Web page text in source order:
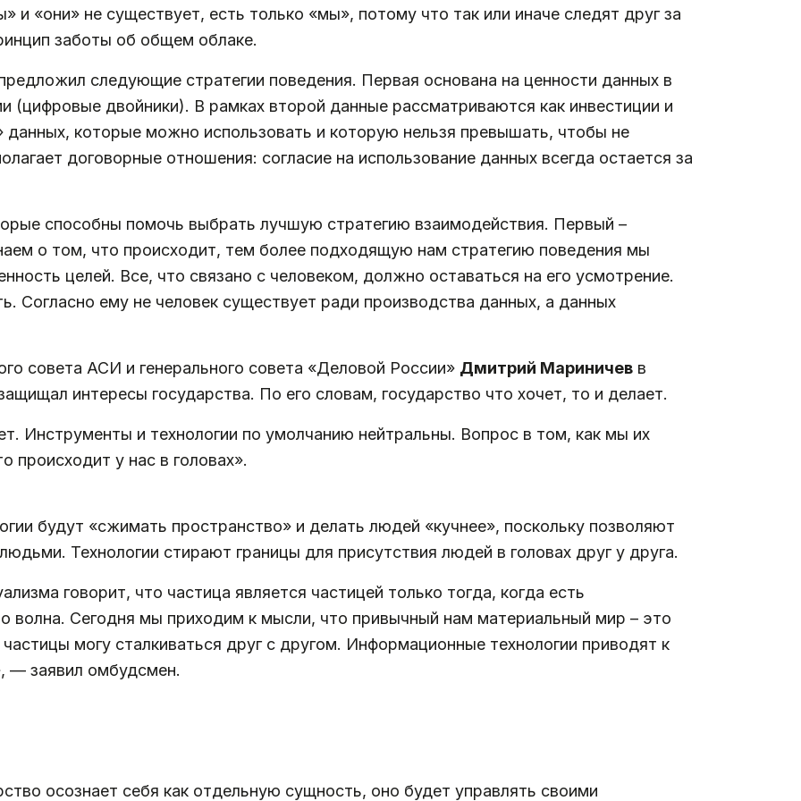
и «они» не существует, есть только «мы», потому что так или иначе следят друг за
заботы об общем облаке.
следующие стратегии поведения. Первая основана на ценности данных в
(цифровые двойники). В рамках второй данные рассматриваются как инвестиции и
данных, которые можно использовать и которую нельзя превышать, чтобы не
договорные отношения: согласие на использование данных всегда остается за
способны помочь выбрать лучшую стратегию взаимодействия. Первый –
о том, что происходит, тем более подходящую нам стратегию поведения мы
целей. Все, что связано с человеком, должно оставаться на его усмотрение.
Согласно ему не человек существует ради производства данных, а данных
совета АСИ и генерального совета «Деловой России» Дмитрий Мариничев в
интересы государства. По его словам, государство что хочет, то и делает.
Инструменты и технологии по умолчанию нейтральны. Вопрос в том, как мы их
происходит у нас в головах».
будут «сжимать пространство» и делать людей «кучнее», поскольку позволяют
Технологии стирают границы для присутствия людей в головах друг у друга.
говорит, что частица является частицей только тогда, когда есть
волна. Сегодня мы приходим к мысли, что привычный нам материальный мир – это
могу сталкиваться друг с другом. Информационные технологии приводят к
— заявил омбудсмен.
осознает себя как отдельную сущность, оно будет управлять своими